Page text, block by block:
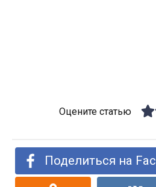
Оцените статью
Поделиться на